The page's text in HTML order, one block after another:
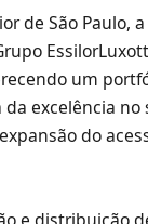
de São Paulo,
um
excelência
do
e distribuição